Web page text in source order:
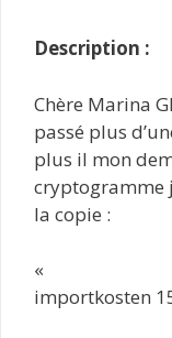
Description :
Chère Marina
passé plus
plus il mon
cryptogramme
la copie :
«
importkosten